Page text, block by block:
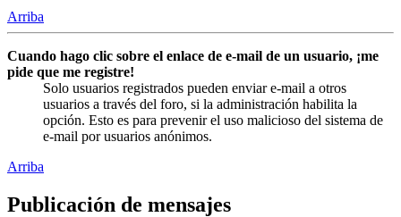
Arriba
Cuando hago clic sobre el enlace de e-mail de un usuario, ¡me
pide que me registre!
Solo usuarios registrados pueden enviar e-mail a otros
usuarios a través del foro, si la administración habilita la
opción. Esto es para prevenir el uso malicioso del sistema de
e-mail por usuarios anónimos.
Arriba
Publicación de mensajes